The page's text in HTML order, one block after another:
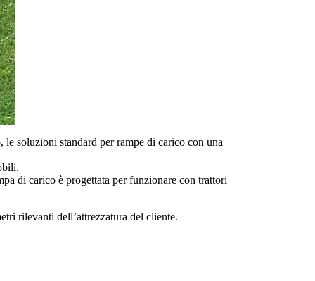
soluzioni standard per rampe di carico con una
di carico è progettata per funzionare con trattori
rilevanti dell’attrezzatura del cliente.